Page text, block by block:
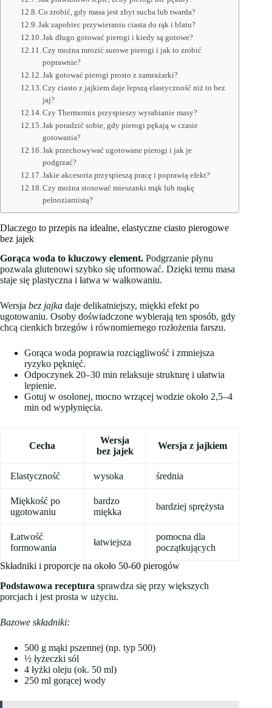
Co zrobić, gdy masa jest zbyt sucha lub twarda?
Jak zapobiec przywieraniu ciasta do rąk i blatu?
Jak długo gotować pierogi i kiedy są gotowe?
Czy można mrozić surowe pierogi i jak to zrobić
poprawnie?
Jak gotować pierogi prosto z zamrażarki?
Czy ciasto z jajkiem daje lepszą elastyczność niż to bez
jaj?
Czy Thermomix przyspieszy wyrabianie masy?
Jak poradzić sobie, gdy pierogi pękają w czasie
gotowania?
Jak przechowywać ugotowane pierogi i jak je
podgrzać?
Jakie akcesoria przyspieszą pracę i poprawią efekt?
Czy można stosować mieszanki mąk lub mąkę
pełnoziarnistą?
Dlaczego to przepis na idealne, elastyczne ciasto pierogowe
bez jajek
Gorąca woda to kluczowy element. Podgrzanie płynu
pozwala glutenowi szybko się uformować. Dzięki temu masa
staje się plastyczna i łatwa w wałkowaniu.
Wersja bez jajka daje delikatniejszy, miękki efekt po
ugotowaniu. Osoby doświadczo­ne wybierają ten sposób, gdy
chcą cienkich brzegów i równomiernego rozłożenia farszu.
Gorąca woda poprawia rozciągliwość i zmniejsza
ryzyko pęknięć.
Odpoczynek 20–30 min relaksuje strukturę i ułatwia
lepienie.
Gotuj w osolonej, mocno wrzącej wodzie około 2,5–4
min od wypłynięcia.
Cecha
Wersja
bez jajek
Wersja z jajkiem
Elastyczność wysoka średnia
Miękkość po
ugotowaniu
bardzo
miękka
bardziej sprężysta
Łatwość
formowania
łatwiejsza
pomocna dla
początkujących
Składniki i proporcje na około 50-60 pierogów
Podstawowa receptura sprawdza się przy większych
porcjach i jest prosta w użyciu.
Bazowe składniki:
500 g mąki pszennej (np. typ 500)
½ łyżeczki sól
4 łyżki oleju (ok. 50 ml)
250 ml gorącej wody